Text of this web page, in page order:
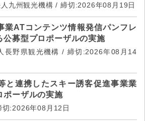
九州観光機構 / 締切:2026年08月19日
業ATコンテンツ情報発信パンフレ
公募型プロポーザルの実施
長野県観光機構 / 締切:2026年08月14
と連携したスキー誘客促進事業業
ポーザルの実施
切:2026年08月12日